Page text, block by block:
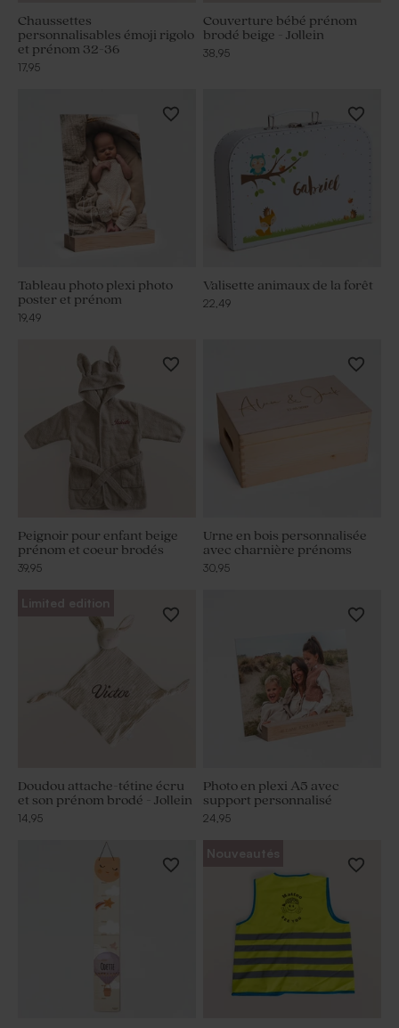
Chaussettes
personnalisables émoji rigolo
et prénom 32-36
17,95
Couverture bébé prénom
brodé beige - Jollein
38,95
Tableau photo plexi photo
poster et prénom
19,49
Valisette animaux de la forêt
22,49
Peignoir pour enfant beige
prénom et coeur brodés
39,95
Urne en bois personnalisée
avec charnière prénoms
30,95
Limited edition
Doudou attache-tétine écru
et son prénom brodé - Jollein
14,95
Photo en plexi A5 avec
support personnalisé
24,95
Nouveautés